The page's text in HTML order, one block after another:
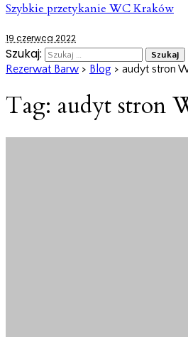
Szybkie przetykanie WC Kraków
19 czerwca 2022
Szukaj:
Rezerwat Barw > Blog > audyt stron
Tag: audyt stron